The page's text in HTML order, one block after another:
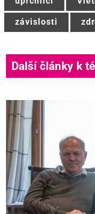
závislosti
Další články k